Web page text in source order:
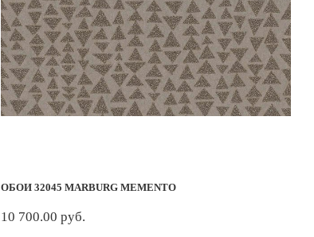
ОБОИ 32045 MARBURG MEMENTO
10 700.00 руб.